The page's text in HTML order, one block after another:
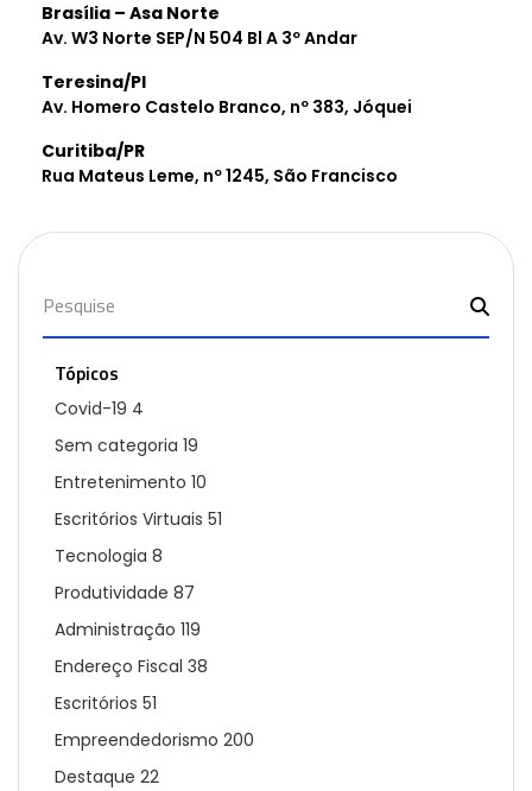
Brasília – Asa Norte
Av. W3 Norte SEP/N 504 Bl A 3º Andar
Teresina/PI
Av. Homero Castelo Branco, nº 383​, Jóquei​
Curitiba/PR
Rua Mateus Leme, nº 1245, São Francisco
Tópicos
Covid-19 4
Sem categoria 19
Entretenimento 10
Escritórios Virtuais 51
Tecnologia 8
Produtividade 87
Administração 119
Endereço Fiscal 38
Escritórios 51
Empreendedorismo 200
Destaque 22